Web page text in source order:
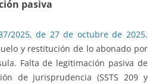
pasiva
2025, de 27 de octubre de 2025.
y restitución de lo abonado por
Falta de legitimación pasiva de
de jurisprudencia (SSTS 209 y